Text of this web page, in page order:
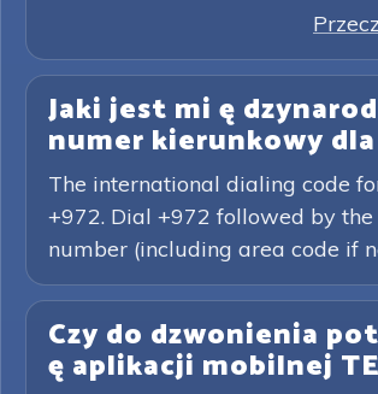
Jaki jest mi ę
numer kierunkowy
The international dialing code
+972. Dial +972 followed by the
number (including area code if
Czy do dzwonienia
ę aplikacji mobilnej